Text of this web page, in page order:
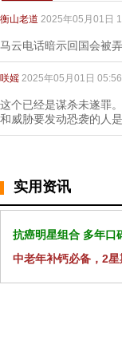
衡山老道 2025年05月01日
马云电话暗示回国会被弄
咲媱 2025年05月01日 05:56
这个已经是谋杀未遂罪
和威胁要发动恐袭的人是
实用资讯
抗癌明星组合 多年口
中老年补钙必备，2